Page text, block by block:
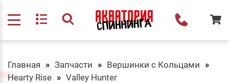
Главная Запчасти
Вершинки с Кольцами
Hearty Rise
Valley Hunter